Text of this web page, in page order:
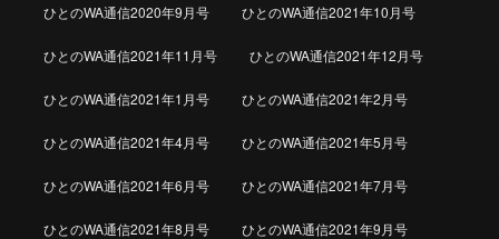
ひとのWA通信2020年9月号 ひとのWA通信2021年10月号
ひとのWA通信2021年11月号 ひとのWA通信2021年12月号
ひとのWA通信2021年1月号 ひとのWA通信2021年2月号
ひとのWA通信2021年4月号 ひとのWA通信2021年5月号
ひとのWA通信2021年6月号 ひとのWA通信2021年7月号
ひとのWA通信2021年8月号 ひとのWA通信2021年9月号